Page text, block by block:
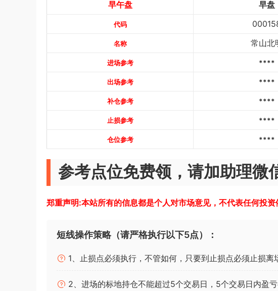
早午盘 早盘
代码
名称 常山北
进场参考 ****
出场参考 ****
补仓参考 ****
止损参考 ****
仓位参考 ****
参考点位免费领，请加助理微
郑重声明:本站所有的信息都是个人对市场意见，不代表任何投
短线操作策略（请严格执行以下5点）：
1、止损点必须执行，不管如何，只要到止损点必须止损离
2、进场的标地持仓不能超过5个交易日，5个交易日内盈亏